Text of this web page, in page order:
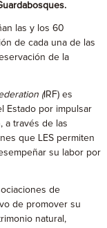
las y los 60
de cada una de las
de la
(IRF) es
Estado por impulsar
a través de las
que LES permiten
su labor por
de
de promover su
natural,